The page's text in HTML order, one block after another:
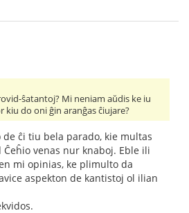
ŝatantoj? Mi neniam aŭdis ke iu
kiu do oni ĝin aranĝas ĉiujare?
ĉi tiu bela parado, kie multas
venas nur knaboj. Eble ili
mi opinias, ke plimulto da
aspekton de kantistoj ol ilian